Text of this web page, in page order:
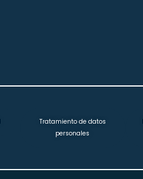
Tratamiento de datos
personales